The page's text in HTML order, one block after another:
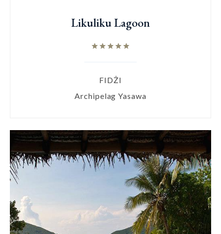
Likuliku Lagoon
FIDŻI
Archipelag Yasawa